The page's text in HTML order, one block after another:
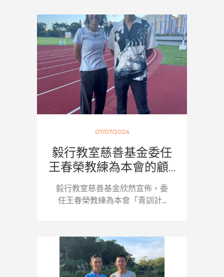
07/07/2024
毅行教室慈善基金委任
王春榮教練為本會的顧...
毅行教室慈善基金欣然宣佈，委
任王春榮教練為本會「青訓計...